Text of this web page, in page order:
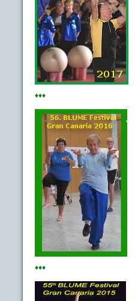
♦♦♦
♦♦♦